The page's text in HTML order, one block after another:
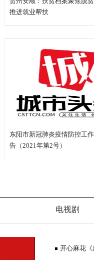
推进就业帮扶
东阳市新冠肺炎疫情防控工
告（2021年第2号）
电视剧
开心麻花